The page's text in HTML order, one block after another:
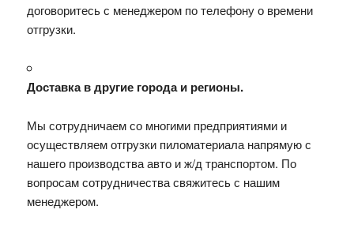
договоритесь с менеджером по телефону о времени
отгрузки.
Доставка в другие города и регионы.
Мы сотрудничаем со многими предприятиями и
осуществляем отгрузки пиломатериала напрямую с
нашего производства авто и ж/д транспортом. По
вопросам сотрудничества свяжитесь с нашим
менеджером.